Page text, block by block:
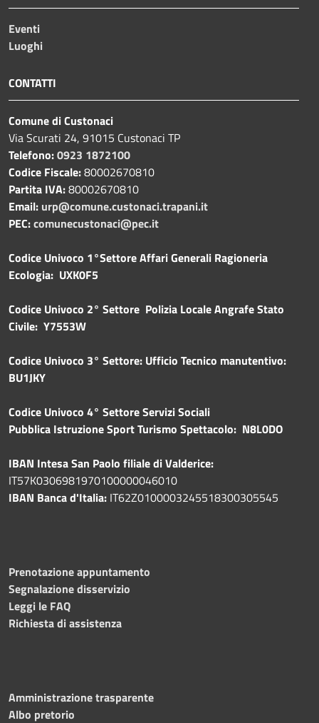
Eventi
Luoghi
CONTATTI
Comune di Custonaci
Via Scurati 24, 91015 Custonaci TP
Telefono:0923 1872100
Codice Fiscale:80002670810
Partita IVA:80002670810
Email: urp@comune.custonaci.trapani.it
PEC:comunecustonaci@pec.it
Codice Univoco 1°Settore Affari Generali Ragioneria
Ecologia: UXK0F5
Codice Univoco 2° Settore Polizia Locale Angrafe Stato
Civile: Y7553W
Codice Univoco 3° Settore: Ufficio Tecnico manutentivo:
BU1JKY
Codice Univoco 4° Settore Servizi Sociali
Pubblica Istruzione Sport Turismo Spettacolo: N8L0DO
IBAN Intesa San Paolo filiale di Valderice:
IT57K0306981970100000046010
IBAN Banca d'Italia: IT62Z0100003245518300305545
Prenotazione appuntamento
Segnalazione disservizio
Leggi le FAQ
Richiesta di assistenza
Amministrazione trasparente
Albo pretorio